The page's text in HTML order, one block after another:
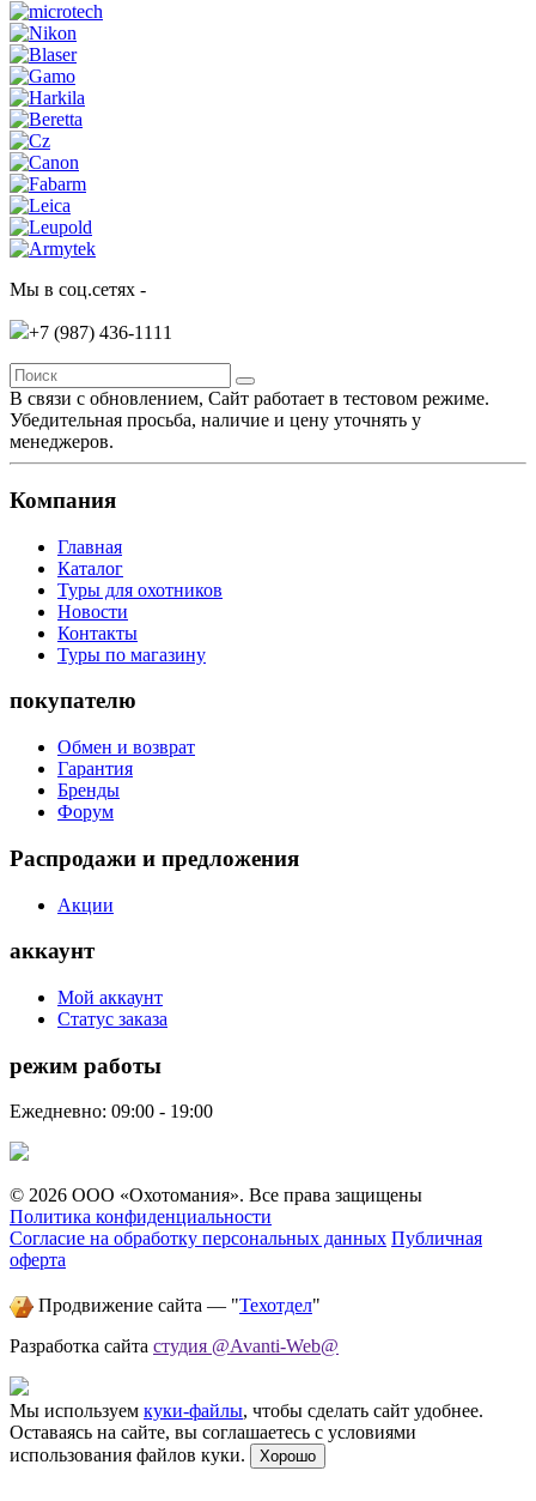
Мы в соц.сетях -
+7 (987) 436-1111
В связи с обновлением, Сайт работает в тестовом режиме.
Убедительная просьба, наличие и цену уточнять у
менеджеров.
Компания
Главная
Каталог
Туры для охотников
Новости
Контакты
Туры по магазину
покупателю
Обмен и возврат
Гарантия
Бренды
Форум
Распродажи и предложения
Акции
аккаунт
Мой аккаунт
Статус заказа
режим работы
Ежедневно: 09:00 - 19:00
© 2026 ООО «Охотомания». Все права защищены
Политика конфиденциальности
Согласие на обработку персональных данных Публичная
оферта
Продвижение сайта — "Техотдел"
Разработка сайта студия @Avanti-Web@
Мы используем куки-файлы, чтобы сделать сайт удобнее.
Оставаясь на сайте, вы соглашаетесь с условиями
использования файлов куки.
Хорошо